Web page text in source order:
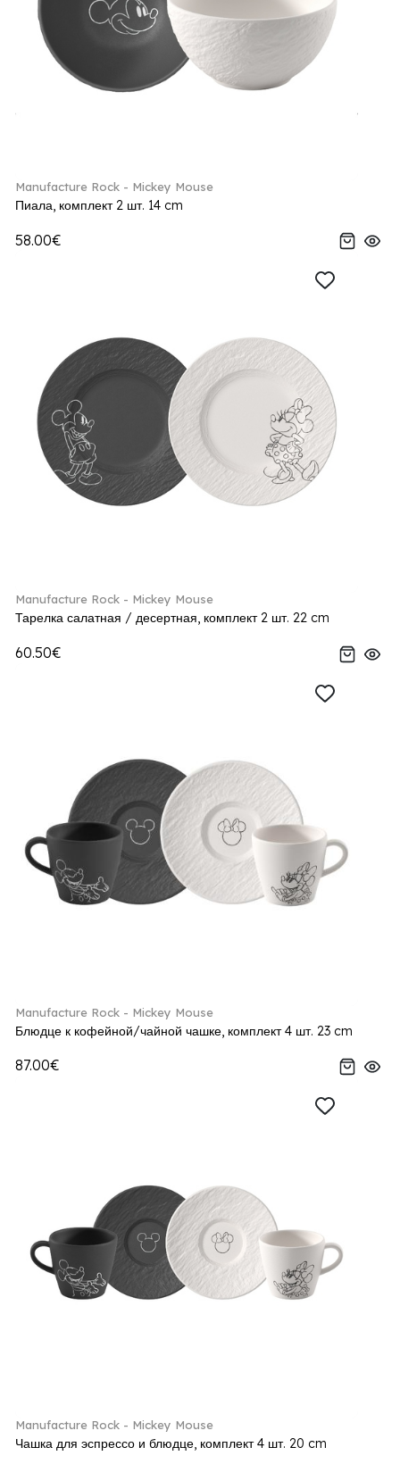
Manufacture Rock - Mickey Mouse
Пиала, комплект 2 шт. 14 cm
58.00€
Manufacture Rock - Mickey Mouse
Тарелка салатная / десертная, комплект 2 шт. 22 cm
60.50€
Manufacture Rock - Mickey Mouse
Блюдце к кофейной/чайной чашке, комплект 4 шт. 23 cm
87.00€
Manufacture Rock - Mickey Mouse
Чашка для эспрессо и блюдце, комплект 4 шт. 20 cm